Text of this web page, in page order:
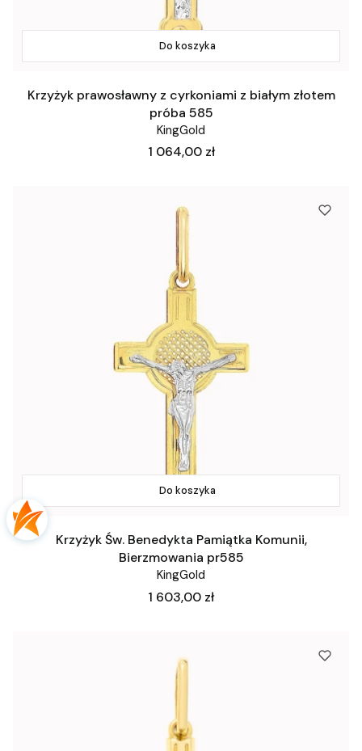
Do koszyka
Krzyżyk prawosławny z cyrkoniami z białym złotem
próba 585
KingGold
Cena
1 064,00 zł
Do koszyka
Krzyżyk Św. Benedykta Pamiątka Komunii,
Bierzmowania pr585
KingGold
Cena
1 603,00 zł